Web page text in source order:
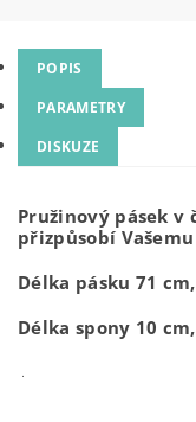
POPIS
PARAMETRY
DISKUZE
Pružinový pásek v
přizpůsobí
Délka pásku 71
Délka spony 10
.